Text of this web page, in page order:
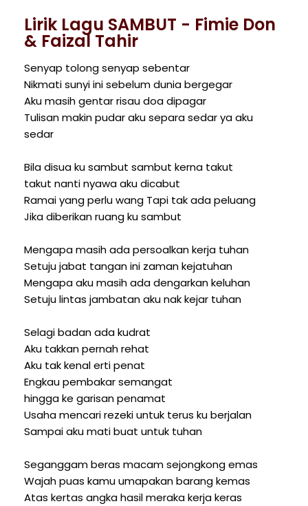
Lirik Lagu SAMBUT - Fimie Don
& Faizal Tahir
Senyap tolong senyap sebentar
Nikmati sunyi ini sebelum dunia bergegar
Aku masih gentar risau doa dipagar
Tulisan makin pudar aku separa sedar ya aku
sedar
Bila disua ku sambut sambut kerna takut
takut nanti nyawa aku dicabut
Ramai yang perlu wang Tapi tak ada peluang
Jika diberikan ruang ku sambut
Mengapa masih ada persoalkan kerja tuhan
Setuju jabat tangan ini zaman kejatuhan
Mengapa aku masih ada dengarkan keluhan
Setuju lintas jambatan aku nak kejar tuhan
Selagi badan ada kudrat
Aku takkan pernah rehat
Aku tak kenal erti penat
Engkau pembakar semangat
hingga ke garisan penamat
Usaha mencari rezeki untuk terus ku berjalan
Sampai aku mati buat untuk tuhan
Seganggam beras macam sejongkong emas
Wajah puas kamu umapakan barang kemas
Atas kertas angka hasil meraka kerja keras